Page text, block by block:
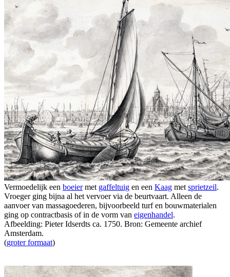
Vermoedelijk een boeiermet gaffeltuig en een Kaag met sprietzeil.
Vroeger ging bijna al het vervoer via de beurtvaart. Alleen de
aanvoer van massagoederen, bijvoorbeeld turf en bouwmaterialen
ging op contractbasis of in de vorm van eigenhandel.
Afbeelding: Pieter Idserdts ca. 1750. Bron: Gemeente archief
Amsterdam.
(groter formaat)